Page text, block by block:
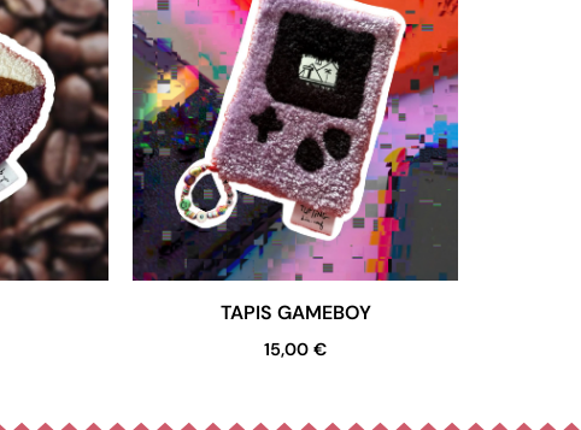
TAPIS GAMEBOY
15,00 €